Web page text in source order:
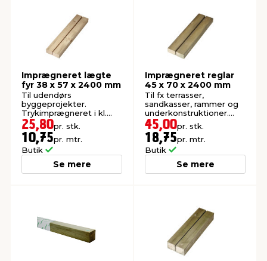
Imprægneret lægte
fyr 38 x 57 x 2400 mm
Til udendørs
byggeprojekter.
Trykimprægneret i kl.
NTR AB.
25,80pr. stk.
10,75pr. mtr.
Butik
Se mere
Imprægneret reglar
45 x 70 x 2400 mm
Til fx terrasser,
sandkasser, rammer og
underkonstruktioner.
Høvlet: 45 x 70 mm.
45,00pr. stk.
18,75pr. mtr.
Butik
Se mere